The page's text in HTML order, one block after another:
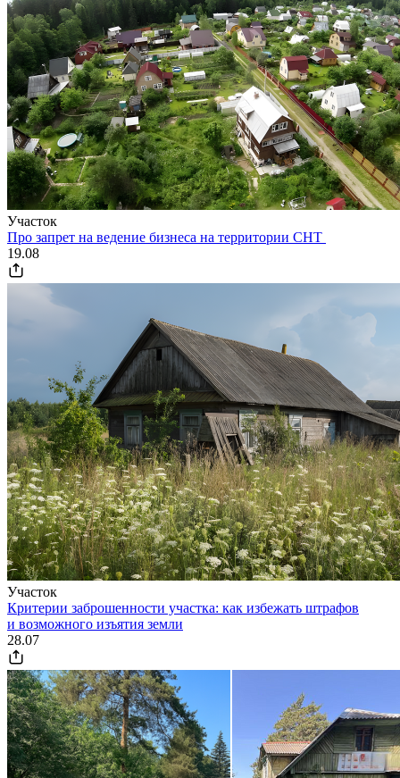
Участок
Про запрет на ведение бизнеса на территории СНТ
19.08
Участок
Критерии заброшенности участка: как избежать штрафов
и возможного изъятия земли
28.07